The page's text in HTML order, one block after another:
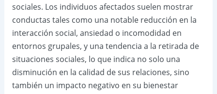
sociales. Los individuos afectados suelen mostrar
conductas tales como una notable reducción en la
interacción social, ansiedad o incomodidad en
entornos grupales, y una tendencia a la retirada de
situaciones sociales, lo que indica no solo una
disminución en la calidad de sus relaciones, sino
también un impacto negativo en su bienestar